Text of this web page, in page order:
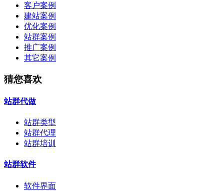
客户案例
建站案例
优化案例
站群案例
推广案例
其它案例
猜您喜欢
站群代做
站群类型
站群代理
站群培训
站群软件
软件界面